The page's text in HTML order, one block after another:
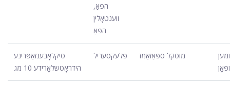
הפאַ,
ווענטאָלין
הפאַ
סיקלאָבענזאַפּרינע
הידראָטשלאָרידע 10 מג
פלעקסעריל מוסקל ספּאַזאַמז